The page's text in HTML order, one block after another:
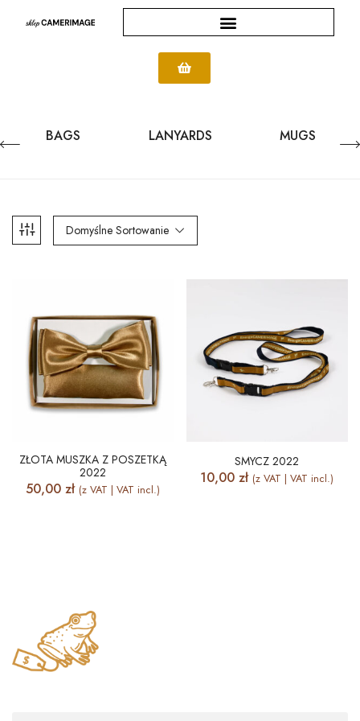
BAGS LANYARDS MUGS
Domyślne Sortowanie
ZŁOTA MUSZKA Z POSZETKĄ
2022
50,00zł (z VAT | VAT incl.)
SMYCZ 2022
10,00zł (z VAT | VAT incl.)